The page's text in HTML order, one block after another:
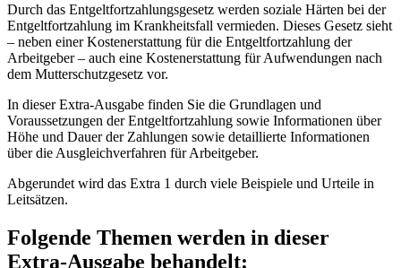
Durch das Entgeltfortzahlungsgesetz werden soziale Härten bei der
Entgeltfortzahlung im Krankheitsfall vermieden. Dieses Gesetz sieht
– neben einer Kostenerstattung für die Entgeltfortzahlung der
Arbeitgeber – auch eine Kostenerstattung für Aufwendungen nach
dem Mutterschutzgesetz vor.
In dieser Extra-Ausgabe finden Sie die Grundlagen und
Voraussetzungen der Entgeltfortzahlung sowie Informationen über
Höhe und Dauer der Zahlungen sowie detaillierte Informationen
über die Ausgleichverfahren für Arbeitgeber.
Abgerundet wird das Extra 1 durch viele Beispiele und Urteile in
Leitsätzen.
Folgende Themen werden in dieser
Extra-Ausgabe behandelt: